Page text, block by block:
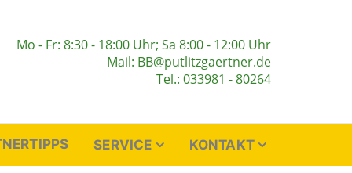
SERVICE KONTAKT
Mo - Fr: 8:30 - 18:00 Uhr; Sa 8:00 - 12:00 Uhr
Mail: BB@putlitzgaertner.de
Tel.: 033981 - 80264